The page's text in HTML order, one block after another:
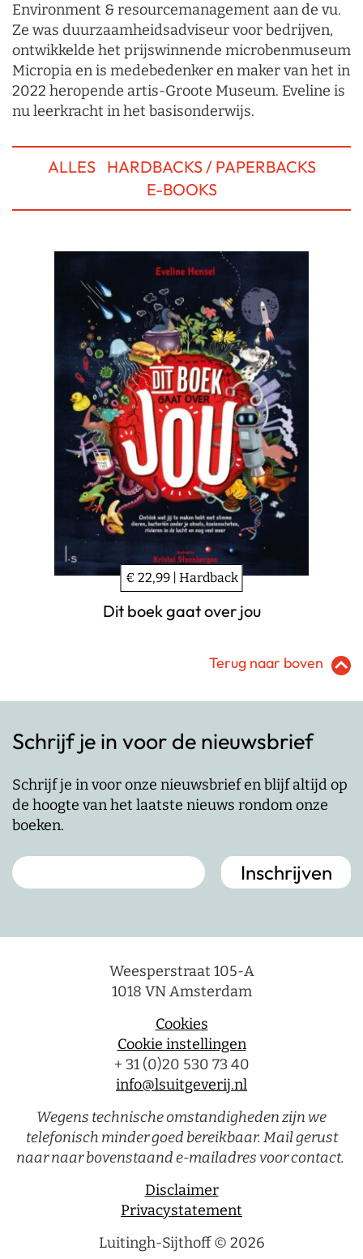
Environment & resourcemanagement aan de vu.
Ze was duurzaamheidsadviseur voor bedrijven,
ontwikkelde het prijswinnende microbenmuseum
Micropia en is medebedenker en maker van het in
2022 heropende artis-Groote Museum. Eveline is
nu leerkracht in het basisonderwijs.
ALLES
HARDBACKS / PAPERBACKS
E-BOOKS
€ 22,99 | Hardback
Dit boek gaat over jou
Terug naar boven
Schrijf je in voor de nieuwsbrief
Schrijf je in voor onze nieuwsbrief en blijf altijd op
de hoogte van het laatste nieuws rondom onze
boeken.
Weesperstraat 105-A
1018 VN Amsterdam
Cookies
Cookie instellingen
+ 31 (0)20 530 73 40
info@lsuitgeverij.nl
Wegens technische omstandigheden zijn we
telefonisch minder goed bereikbaar. Mail gerust
naar naar bovenstaand e-mailadres voor contact.
Disclaimer
Privacystatement
Luitingh-Sijthoff © 2026